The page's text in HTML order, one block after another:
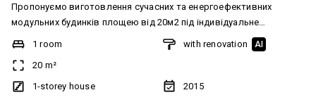
Пропонуємо виготовлення сучасних та енергоефективних
модульних будинків площею від 20м2 під індивідуальне
замовлення. Такі будинки ідеально підходять для дачі, оренди,
гостьового житла або компактного постійного проживання. В
основі конструкції використовується міцний сталевий каркас,
що забезпечує довговічнісь та надійність. Утеплення
1 room
20 m²
1-storey house
with renovation AI
2015